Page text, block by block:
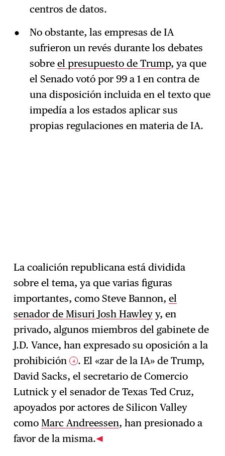
centros de datos.
No obstante, las empresas de IA
sufrieron un revés durante los debates
sobre el presupuesto de Trump, ya que
el Senado votó por 99 a 1 en contra de
una disposición incluida en el texto que
impedía a los estados aplicar sus
propias regulaciones en materia de IA.
La coalición republicana está dividida
sobre el tema, ya que varias figuras
importantes, como Steve Bannon,el
senador de Misuri Josh Hawley y, en
privado, algunos miembros del gabinete de
J.D. Vance, han expresado su oposición a la
prohibición 4 . El «zar de la IA» de Trump,
David Sacks, el secretario de Comercio
Lutnick y el senador de Texas Ted Cruz,
apoyados por actores de Silicon Valley
comoMarc Andreessen, han presionado a
favor de la misma.